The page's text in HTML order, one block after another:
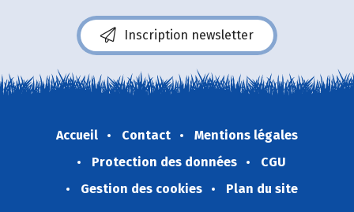
Inscription newsletter
Accueil Contact
Mentions légales
Protection des données
CGU
Gestion des cookies
Plan du site